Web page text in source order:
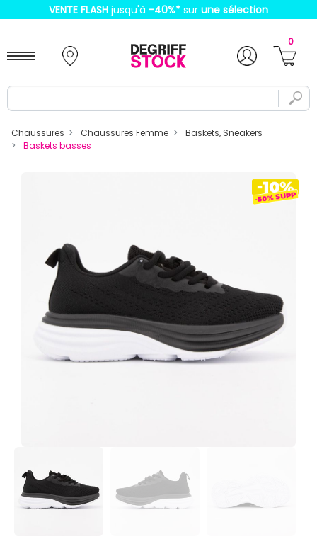
VENTE FLASH jusqu'à -40%* sur une sélection
0
Chaussures Chaussures Femme
Baskets, Sneakers
Baskets basses